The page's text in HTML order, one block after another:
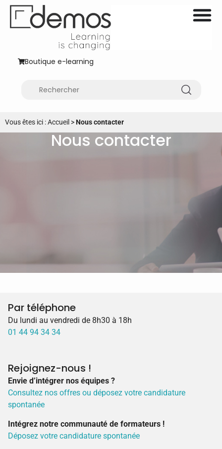
Boutique e-learning
Vous êtes ici :Accueil >Nous contacter
Nous contacter
Par téléphone
Du lundi au vendredi de 8h30 à 18h
01 44 94 34 34
Rejoignez-nous !
Envie d’intégrer nos équipes ?
Consultez nos offres ou déposez votre candidature
spontanée
Intégrez notre communauté de formateurs !
Déposez votre candidature spontanée